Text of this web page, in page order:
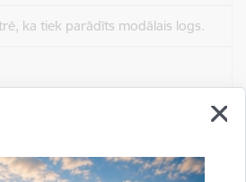
ka tiek parādīts modālais logs.
sīkdatnes (nepieciešamas, lai